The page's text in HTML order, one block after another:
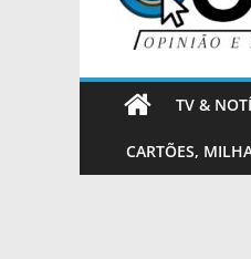
TV &
CARTÕES,